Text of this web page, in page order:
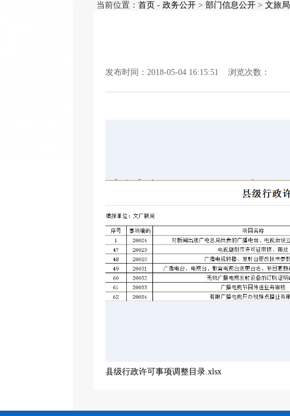
当前位置： 首页 - 政务公开 > 部门信息公开 > 文旅局
发布时间：2018-05-04 16:15:51 浏览次数：
县级行政许可事项调整目录.xlsx